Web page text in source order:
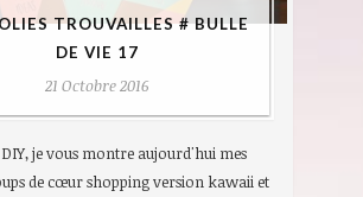
TROUVAILLES # BULLE
DE VIE 17
21 Octobre 2016
je vous montre aujourd'hui mes
de cœur shopping version kawaii et